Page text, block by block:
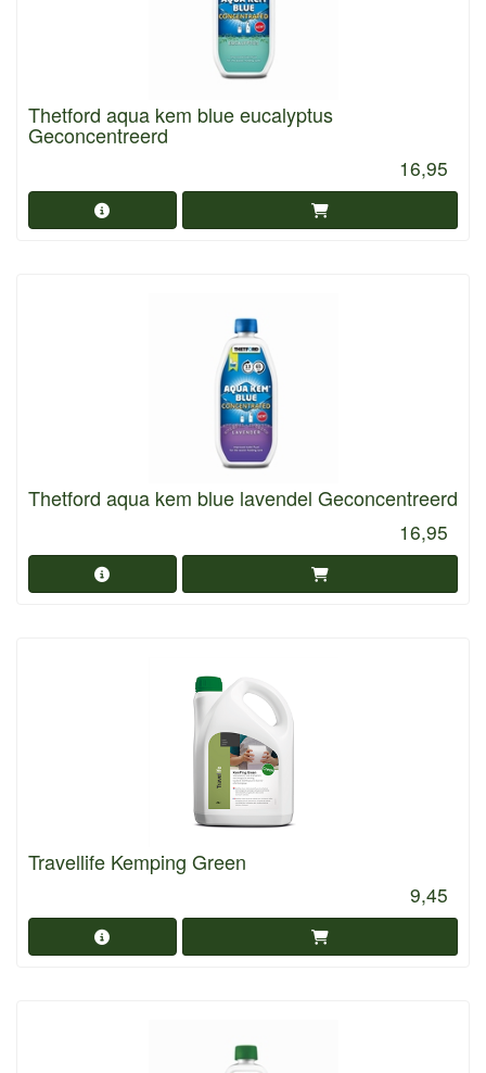
Thetford aqua kem blue eucalyptus
Geconcentreerd
16,95
Thetford aqua kem blue lavendel Geconcentreerd
16,95
Travellife Kemping Green
9,45